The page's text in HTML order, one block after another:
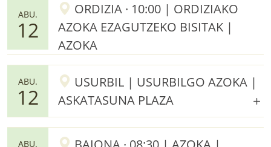
ABU.
12
ORDIZIA · 10:00 | ORDIZIAKO
AZOKA EZAGUTZEKO BISITAK |
AZOKA
ABU.
12
USURBIL | USURBILGO AZOKA |
ASKATASUNA PLAZA
ABU.